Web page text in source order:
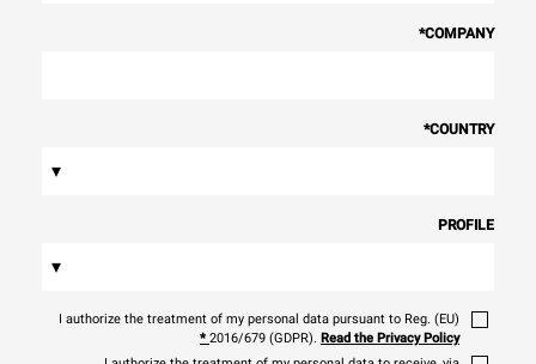
COMPANY
*
COUNTRY
*
▾
PROFILE
▾
I authorize the treatment of my personal data pursuant to Reg. (EU)
2016/679 (GDPR). Read the Privacy Policy
*